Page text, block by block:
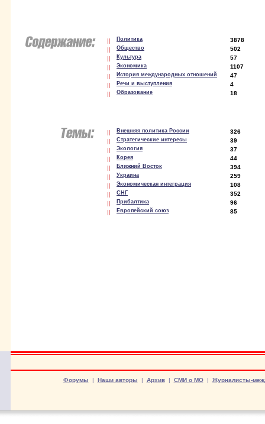
Политика 3878
Общество 502
Культура 57
Экономика 1107
История международных отношений 47
Речи и выступления 4
Образование 18
Внешняя политика России 326
Стратегические интересы 39
Экология 37
Корея 44
Ближний Восток 394
Украина 259
Экономическая интеграция 108
СНГ 352
Прибалтика 96
Европейский союз 85
Форумы | Наши авторы | Архив| СМИ о МО| Журналисты-